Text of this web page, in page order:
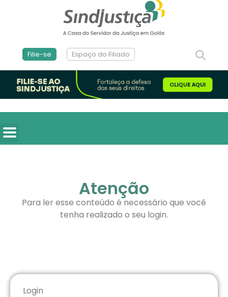
Filie-se Espaço do Filiado
Atenção
Para ler esse conteúdo é necessário que você
tenha realizado o seu login.
Login